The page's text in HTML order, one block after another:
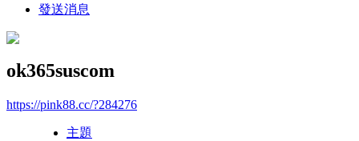
發送消息
ok365suscom
https://pink88.cc/?284276
主題